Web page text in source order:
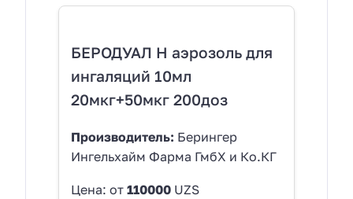
БЕРОДУАЛ Н аэрозоль для
ингаляций 10мл
20мкг+50мкг 200доз
Производитель: Берингер
Ингельхайм Фарма ГмбХ и Ко.КГ
Цена: от 110000 UZS